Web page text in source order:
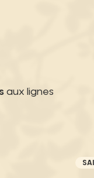
aux lignes